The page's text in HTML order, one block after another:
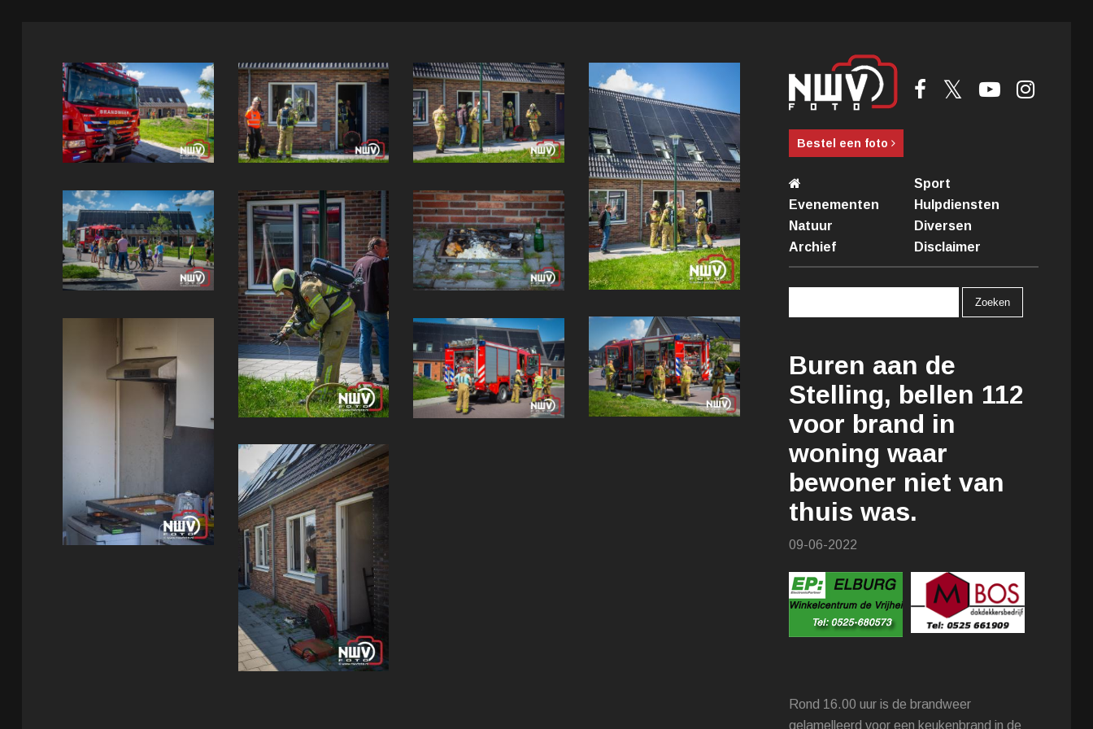
Bestel een foto
Sport
Evenementen
Hulpdiensten
Natuur
Diversen
Archief
Disclaimer
Buren aan de
Stelling, bellen 112
voor brand in
woning waar
bewoner niet van
thuis was.
09-06-2022
Rond 16.00 uur is de brandweer
gelamelleerd voor een keukenbrand in de